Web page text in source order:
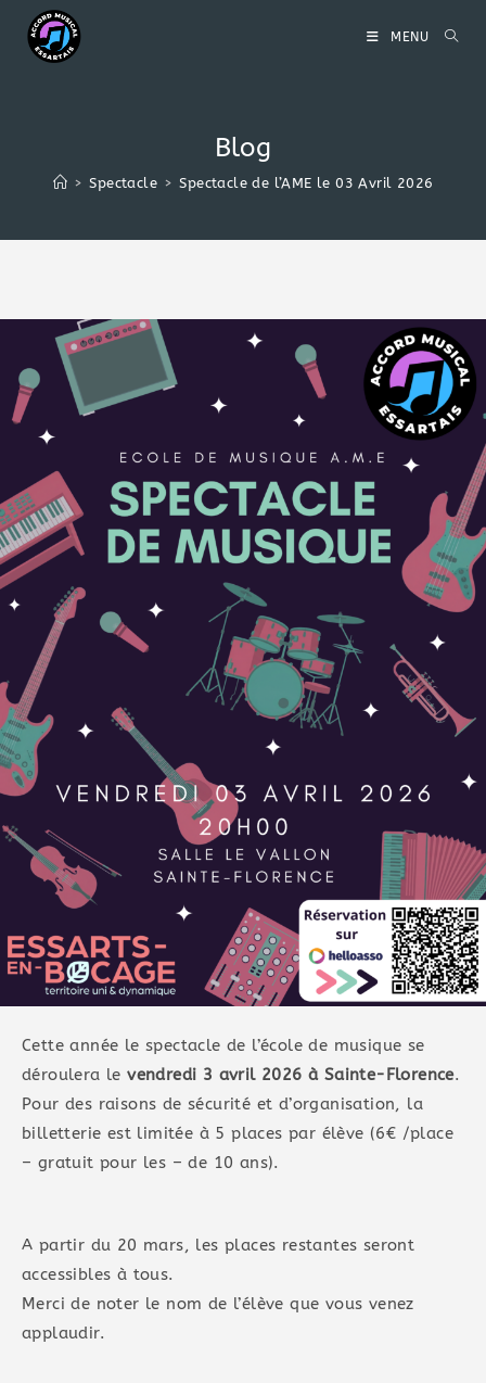
MENU
Blog
> Spectacle > Spectacle de l’AME le 03 Avril 2026
Cette année le spectacle de l’école de musique se
déroulera levendredi 3 avril 2026 à Sainte-Florence.
Pour des raisons de sécurité et d’organisation, la
billetterie est limitée à 5 places par élève (6€ /place
– gratuit pour les – de 10 ans).
A partir du 20 mars, les places restantes seront
accessibles à tous.
Merci de noter le nom de l’élève que vous venez
applaudir.